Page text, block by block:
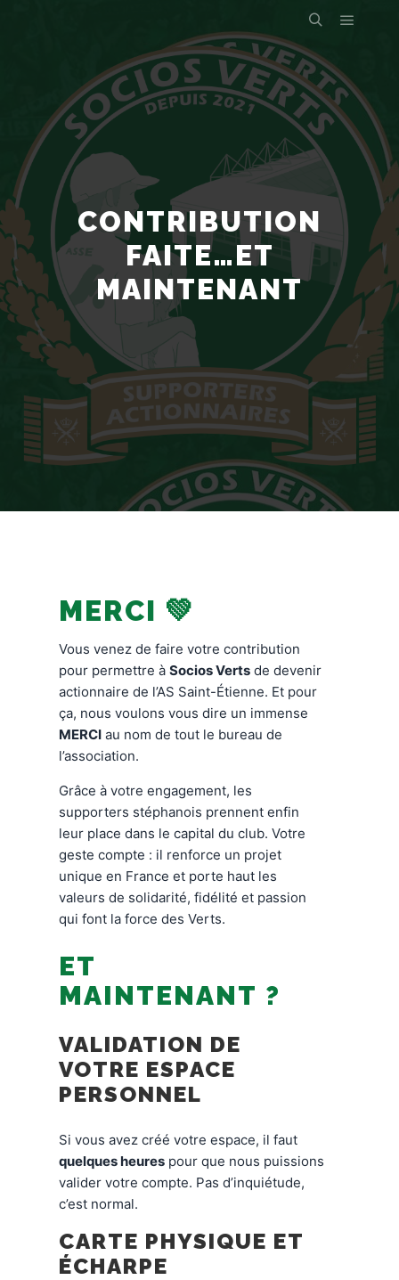
CONTRIBUTION
FAITE…ET
MAINTENANT
MERCI 💚
Vous venez de faire votre contribution
pour permettre à Socios Verts de devenir
actionnaire de l’AS Saint-Étienne. Et pour
ça, nous voulons vous dire un immense
MERCI au nom de tout le bureau de
l’association.
Grâce à votre engagement, les
supporters stéphanois prennent enfin
leur place dans le capital du club. Votre
geste compte : il renforce un projet
unique en France et porte haut les
valeurs de solidarité, fidélité et passion
qui font la force des Verts.
ET
MAINTENANT ?
VALIDATION DE
VOTRE ESPACE
PERSONNEL
Si vous avez créé votre espace, il faut
quelques heures pour que nous puissions
valider votre compte. Pas d’inquiétude,
c’est normal.
CARTE PHYSIQUE ET
ÉCHARPE